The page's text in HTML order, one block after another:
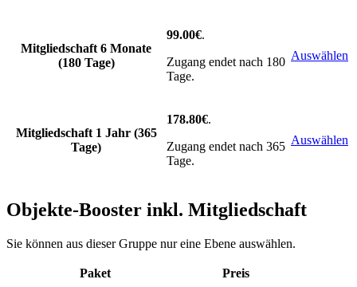
Mitgliedschaft 6 Monate
(180 Tage)
99.00€.
Zugang endet nach 180
Tage.
Auswählen
Mitgliedschaft 1 Jahr (365
Tage)
178.80€.
Zugang endet nach 365
Tage.
Auswählen
Objekte-Booster inkl. Mitgliedschaft
Sie können aus dieser Gruppe nur eine Ebene auswählen.
Paket Preis